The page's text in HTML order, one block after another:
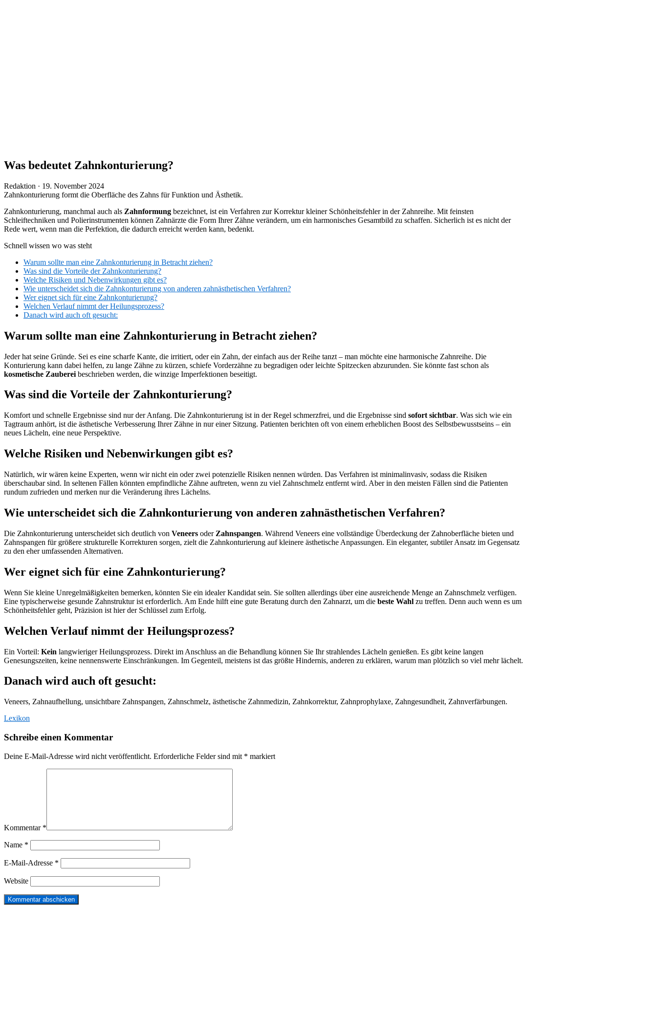
Was bedeutet Zahnkonturierung?
Redaktion · Veröffentlicht
am
19. November 2024
Zahnkonturierung formt die Oberfläche des Zahns für Funktion und Ästhetik.
Zahnkonturierung, manchmal auch als Zahnformung bezeichnet, ist ein Verfahren zur Korrektur kleiner Schönheitsfehler in der Zahnreihe. Mit feinsten
Schleiftechniken und Polierinstrumenten können Zahnärzte die Form Ihrer Zähne verändern, um ein harmonisches Gesamtbild zu schaffen. Sicherlich ist es nicht der
Rede wert, wenn man die Perfektion, die dadurch erreicht werden kann, bedenkt.
Schnell wissen wo was steht
Warum sollte man eine Zahnkonturierung in Betracht ziehen?
Was sind die Vorteile der Zahnkonturierung?
Welche Risiken und Nebenwirkungen gibt es?
Wie unterscheidet sich die Zahnkonturierung von anderen zahnästhetischen Verfahren?
Wer eignet sich für eine Zahnkonturierung?
Welchen Verlauf nimmt der Heilungsprozess?
Danach wird auch oft gesucht:
Warum sollte man eine Zahnkonturierung in Betracht ziehen?
Jeder hat seine Gründe. Sei es eine scharfe Kante, die irritiert, oder ein Zahn, der einfach aus der Reihe tanzt – man möchte eine harmonische Zahnreihe. Die
Konturierung kann dabei helfen, zu lange Zähne zu kürzen, schiefe Vorderzähne zu begradigen oder leichte Spitzecken abzurunden. Sie könnte fast schon als
kosmetische Zauberei beschrieben werden, die winzige Imperfektionen beseitigt.
Was sind die Vorteile der Zahnkonturierung?
Komfort und schnelle Ergebnisse sind nur der Anfang. Die Zahnkonturierung ist in der Regel schmerzfrei, und die Ergebnisse sind sofort sichtbar. Was sich wie ein
Tagtraum anhört, ist die ästhetische Verbesserung Ihrer Zähne in nur einer Sitzung. Patienten berichten oft von einem erheblichen Boost des Selbstbewusstseins – ein
neues Lächeln, eine neue Perspektive.
Welche Risiken und Nebenwirkungen gibt es?
Natürlich, wir wären keine Experten, wenn wir nicht ein oder zwei potenzielle Risiken nennen würden. Das Verfahren ist minimalinvasiv, sodass die Risiken
überschaubar sind. In seltenen Fällen könnten empfindliche Zähne auftreten, wenn zu viel Zahnschmelz entfernt wird. Aber in den meisten Fällen sind die Patienten
rundum zufrieden und merken nur die Veränderung ihres Lächelns.
Wie unterscheidet sich die Zahnkonturierung von anderen zahnästhetischen Verfahren?
Die Zahnkonturierung unterscheidet sich deutlich von Veneers oder Zahnspangen. Während Veneers eine vollständige Überdeckung der Zahnoberfläche bieten und
Zahnspangen für größere strukturelle Korrekturen sorgen, zielt die Zahnkonturierung auf kleinere ästhetische Anpassungen. Ein eleganter, subtiler Ansatz im Gegensatz
zu den eher umfassenden Alternativen.
Wer eignet sich für eine Zahnkonturierung?
Wenn Sie kleine Unregelmäßigkeiten bemerken, könnten Sie ein idealer Kandidat sein. Sie sollten allerdings über eine ausreichende Menge an Zahnschmelz verfügen.
Eine typischerweise gesunde Zahnstruktur ist erforderlich. Am Ende hilft eine gute Beratung durch den Zahnarzt, um die beste Wahl zu treffen. Denn auch wenn es um
Schönheitsfehler geht, Präzision ist hier der Schlüssel zum Erfolg.
Welchen Verlauf nimmt der Heilungsprozess?
Ein Vorteil: Kein langwieriger Heilungsprozess. Direkt im Anschluss an die Behandlung können Sie Ihr strahlendes Lächeln genießen. Es gibt keine langen
Genesungszeiten, keine nennenswerte Einschränkungen. Im Gegenteil, meistens ist das größte Hindernis, anderen zu erklären, warum man plötzlich so viel mehr lächelt.
Danach wird auch oft gesucht:
Veneers, Zahnaufhellung, unsichtbare Zahnspangen, Zahnschmelz, ästhetische Zahnmedizin, Zahnkorrektur, Zahnprophylaxe, Zahngesundheit, Zahnverfärbungen.
Lexikon
Schreibe einen Kommentar
Deine E-Mail-Adresse wird nicht veröffentlicht. Erforderliche Felder sind mit * markiert
Kommentar *
Name *
E-Mail-Adresse *
Website